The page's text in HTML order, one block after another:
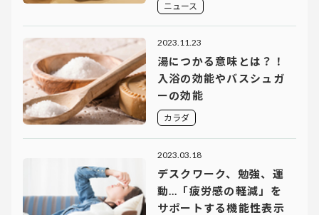
ニュース
2023.11.23
湯につかる意味とは？！
入浴の効能やバスシュガ
ーの効能
カラダ
2023.03.18
デスクワーク、勉強、運
動…「疲労感の軽減」を
サポートする機能性表示